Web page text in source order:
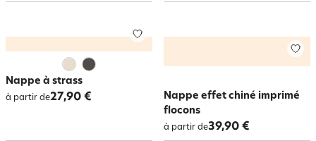
Nappe à strass
à partir de27,90 €
Nappe effet chiné imprimé
flocons
à partir de39,90 €